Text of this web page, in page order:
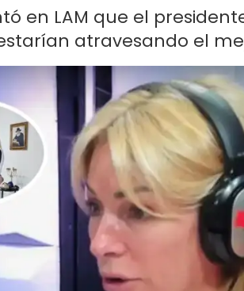
en LAM que el
atravesando el